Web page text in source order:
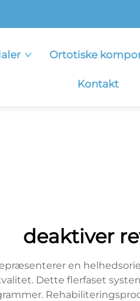
Ortotiske
Kontakt
deaktiver
en
Dette flerfaset